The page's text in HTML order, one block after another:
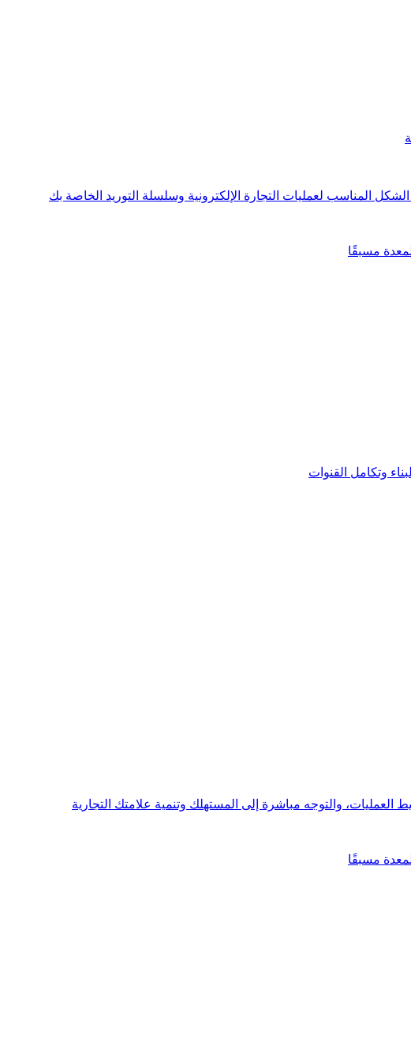
المناسب لعمليات التجارة الإلكترونية وسلسلة التوريد الخاصة بك
مسبقًا
وتكامل القنوات
والتوجه مباشرة إلى المستهلك وتنمية علامتك التجارية
مسبقًا